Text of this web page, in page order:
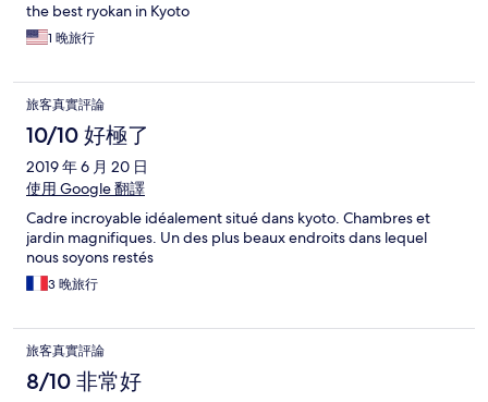
the best ryokan in Kyoto
1 晚旅行
旅客真實評論
10/10 好極了
2019 年 6 月 20 日
使用 Google 翻譯
Cadre incroyable idéalement situé dans kyoto. Chambres et
jardin magnifiques. Un des plus beaux endroits dans lequel
nous soyons restés
3 晚旅行
旅客真實評論
8/10 非常好